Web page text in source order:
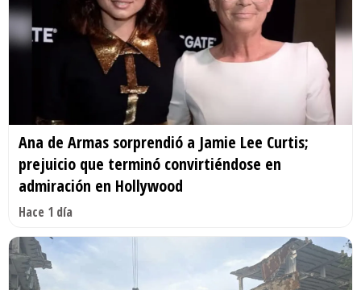
Ana de Armas sorprendió a Jamie Lee Curtis;
prejuicio que terminó convirtiéndose en
admiración en Hollywood
Hace 1 día